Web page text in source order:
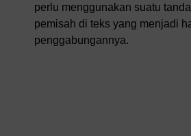
perlu menggunakan suatu
pemisah di teks yang menjadi
penggabungannya.